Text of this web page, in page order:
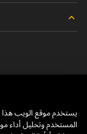
يستخدم موقع الويب
المستخدم وتحليل أداء